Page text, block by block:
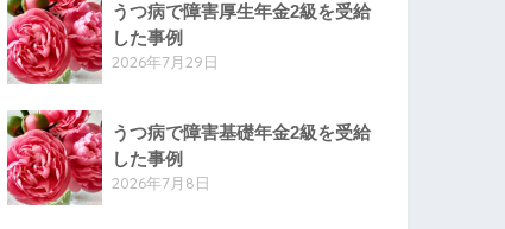
うつ病で障害厚生年金2級を受給
した事例
2026年7月29日
うつ病で障害基礎年金2級を受給
した事例
2026年7月8日